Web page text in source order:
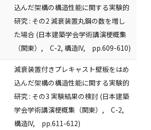
込んだ架構の構造性能に関する実験的
研究 : その2 減衰装置丸鋼の数を増し
た場合 (日本建築学会学術講演梗概集
（関東）, C-2, 構造IV, pp.609-610)
減衰装置付きプレキャスト壁板をはめ
込んだ架構の構造性能に関する実験的
研究 : その3 実験結果の検討 (日本建築
学会学術講演梗概集（関東）, C-2,
構造IV, pp.611-612)